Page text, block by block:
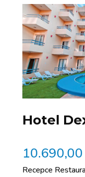
Hotel
10.690,00
Recepce